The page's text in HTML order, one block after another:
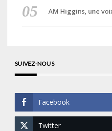
AM Higgins, une
SUIVEZ-NOUS
Facebook
Twitter